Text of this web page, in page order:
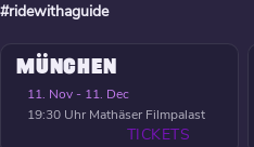
#ridewithaguide
MÜNCHEN
11. Nov - 11. Dec
19:30 Uhr Mathäser Filmpalast
TICKETS